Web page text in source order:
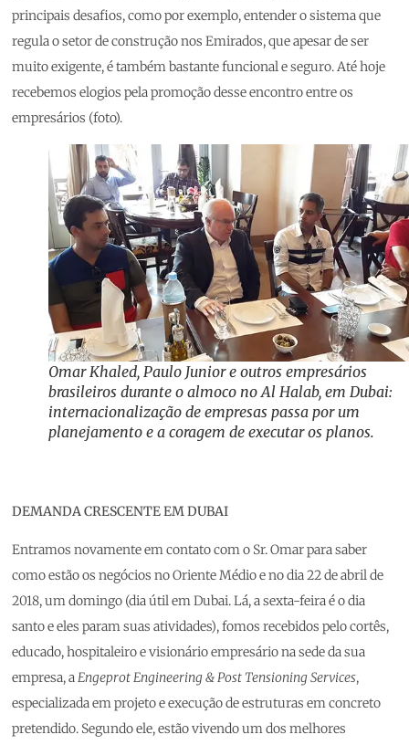
principais desafios, como por exemplo, entender o sistema que
regula o setor de construção nos Emirados, que apesar de ser
muito exigente, é também bastante funcional e seguro. Até hoje
recebemos elogios pela promoção desse encontro entre os
empresários (foto).
Omar Khaled, Paulo Junior e outros empresários
brasileiros durante o almoco no Al Halab, em Dubai:
internacionalização de empresas passa por um
planejamento e a coragem de executar os planos.
DEMANDA CRESCENTE EM DUBAI
Entramos novamente em contato com o Sr. Omar para saber
como estão os negócios no Oriente Médio e no dia 22 de abril de
2018, um domingo (dia útil em Dubai. Lá, a sexta-feira é o dia
santo e eles param suas atividades), fomos recebidos pelo cortês,
educado, hospitaleiro e visionário empresário na sede da sua
empresa, aEngeprot Engineering & Post Tensioning Services,
especializada em projeto e execução de estruturas em concreto
pretendido. Segundo ele, estão vivendo um dos melhores